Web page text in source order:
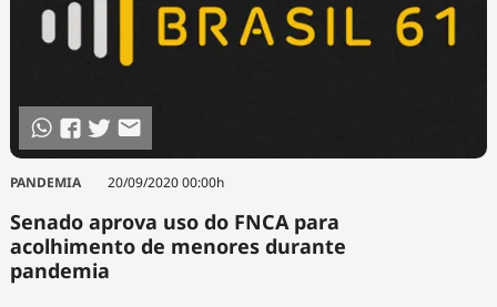
PANDEMIA 20/09/2020 00:00h
Senado aprova uso do FNCA para
acolhimento de menores durante
pandemia